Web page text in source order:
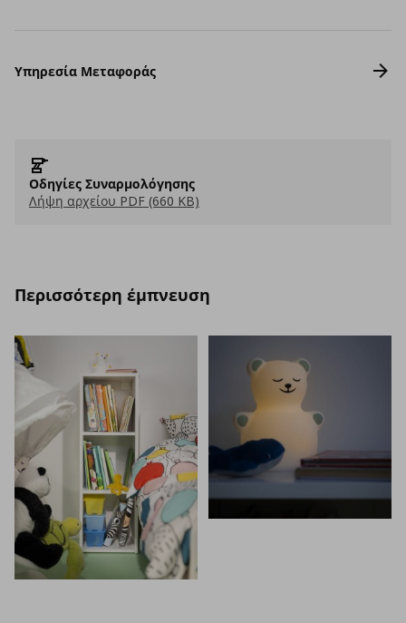
Υπηρεσία Μεταφοράς
Οδηγίες Συναρμολόγησης
Λήψη αρχείου PDF (660 KB)
Περισσότερη έμπνευση